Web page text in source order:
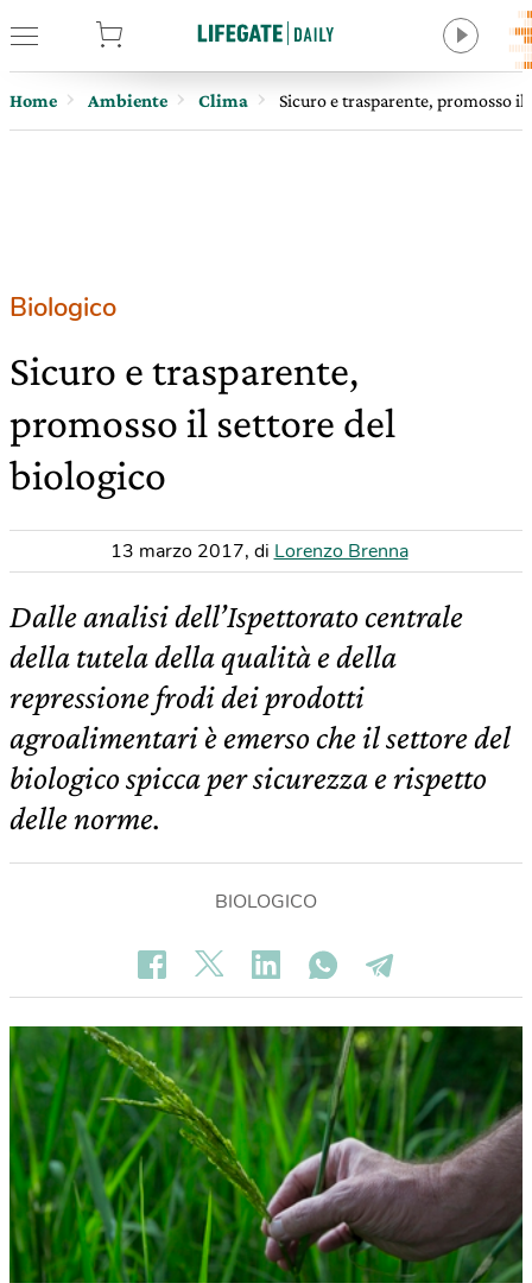
Home Ambiente Clima Sicuro e trasparente, promosso
Biologico
Sicuro e trasparente,
promosso il settore del
biologico
13 marzo 2017, di Lorenzo Brenna
Dalle analisi dell’Ispettorato centrale
della tutela della qualità e della
repressione frodi dei prodotti
agroalimentari è emerso che il settore del
biologico spicca per sicurezza e rispetto
delle norme.
BIOLOGICO